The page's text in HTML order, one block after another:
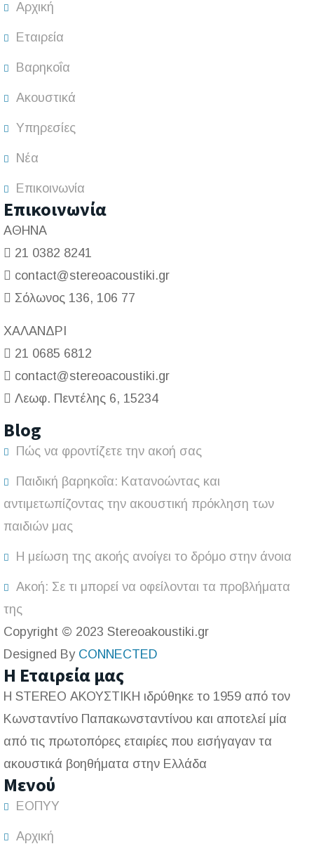
Αρχική
Εταιρεία
Βαρηκοΐα
Ακουστικά
Υπηρεσίες
Νέα
Επικοινωνία
Επικοινωνία
ΑΘΗΝΑ
21 0382 8241
contact@stereoacoustiki.gr
Σόλωνος 136, 106 77
ΧΑΛΑΝΔΡΙ
21 0685 6812
contact@stereoacoustiki.gr
Λεωφ. Πεντέλης 6, 15234
Blog
Πώς να φροντίζετε την ακοή σας
Παιδική βαρηκοΐα: Κατανοώντας και
αντιμετωπίζοντας την ακουστική πρόκληση των
παιδιών μας
Η μείωση της ακοής ανοίγει το δρόμο στην άνοια
Ακοή: Σε τι μπορεί να οφείλονται τα προβλήματα
της
Copyright © 2023 Stereoakoustiki.gr
Designed By CONNECTED
Η Εταιρεία μας
Η STEREO ΑΚΟΥΣΤΙΚΗ ιδρύθηκε το 1959 από τον
Κωνσταντίνο Παπακωνσταντίνου και αποτελεί μία
από τις πρωτοπόρες εταιρίες που εισήγαγαν τα
ακουστικά βοηθήματα στην Ελλάδα
Μενού
ΕΟΠΥΥ
Αρχική